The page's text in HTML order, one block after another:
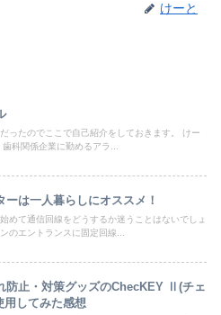
けーと
ったのでここで自己紹介をしておきます。 けー
科関係企業に勤めるアラ...
ーは一人暮らしにオススメ！
めて通信回線をどうするか迷うことはないでしょ
のエントランスに固定回線...
防止・対策グッズのChecKEY Ⅱ(チェ
用してみた感想